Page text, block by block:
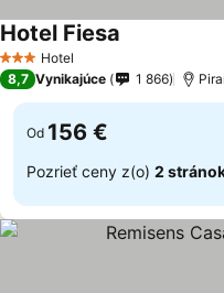
3 Počet hviezdičiek
Hotel
Hotel Fiesa
8,7 Vynikajúce 1 866
Od 156 €
Pozrieť ceny z(o) 2